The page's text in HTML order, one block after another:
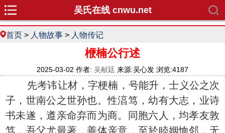
吴氏在线 cnwu.net
首页 > 人物故事 > 人物传记
楩楠公行述
2025-03-02 作者: 吴献廷 来源:吴心发 浏览:4187
先考讳让材，字梗楠，号能升，士义公之次
子，世南公之世孙也。性湻笃，幼有大志，业诗
书未遂，遵亲命弃而为商。同胞六人，均孝友敦
笃，吾父尤最著，善体亲意，至於睦姻恤邻，无